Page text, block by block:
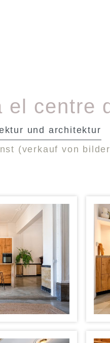
el centre
und architektur
(verkauf von